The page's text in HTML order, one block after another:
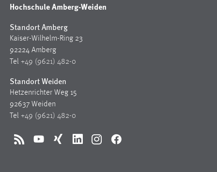
Hochschule Amberg-Weiden
Standort Amberg
Kaiser-Wilhelm-Ring 23
92224 Amberg
Tel +49 (9621) 482-0
Standort Weiden
Hetzenrichter Weg 15
92637 Weiden
Tel +49 (9621) 482-0
RSS YouTubeXing LinkedInInstagramFacebook